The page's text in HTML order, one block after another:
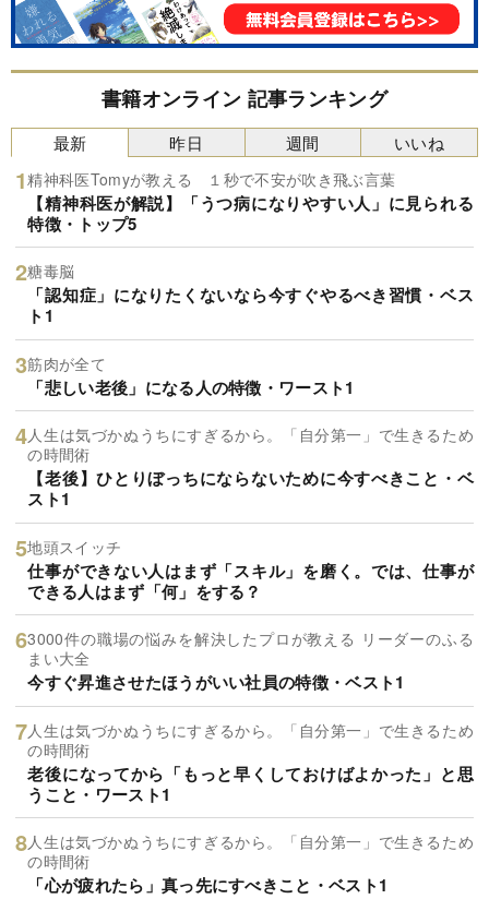
書籍オンライン 記事ランキング
最新
精神科医Tomyが教える １秒で不安が吹き飛ぶ言葉
【精神科医が解説】「うつ病になりやすい人」に見られる
特徴・トップ5
糖毒脳
「認知症」になりたくないなら今すぐやるべき習慣・ベス
ト1
筋肉が全て
「悲しい老後」になる人の特徴・ワースト1
人生は気づかぬうちにすぎるから。「自分第一」で生きるため
の時間術
【老後】ひとりぼっちにならないために今すべきこと・ベ
スト1
地頭スイッチ
仕事ができない人はまず「スキル」を磨く。では、仕事が
できる人はまず「何」をする？
3000件の職場の悩みを解決したプロが教える リーダーのふる
まい大全
今すぐ昇進させたほうがいい社員の特徴・ベスト1
人生は気づかぬうちにすぎるから。「自分第一」で生きるため
の時間術
老後になってから「もっと早くしておけばよかった」と思
うこと・ワースト1
人生は気づかぬうちにすぎるから。「自分第一」で生きるため
の時間術
「心が疲れたら」真っ先にすべきこと・ベスト1
昨日 週間 いいね